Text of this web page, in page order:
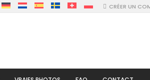
CRÉER UN